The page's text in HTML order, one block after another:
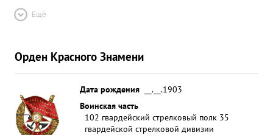
Ещё
Орден Красного Знамени
Дата рождения
__.__.1903
Воинская часть
102 гвардейский стрелковый полк 35
гвардейской стрелковой дивизии